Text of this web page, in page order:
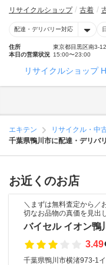
リサイクルショップ 古着
配達・デリバリー対応
住所
東京都目黒区南3-
本日の営業状況 15:00〜23:00
リサイクルショップ
エキテン リサイクル・中
千葉県鴨川市に配達・デリバ
お近くのお店
＼まずは無料査定から／
切なお品物の真価を見出
バイセル イオン鴨
3.49
千葉県鴨川市横渚973-1